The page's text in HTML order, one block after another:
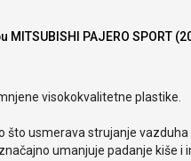
PAJERO SPORT
visokokvalitetne plastike.
što usmerava strujanje vazduha
umanjuje padanje kiše i